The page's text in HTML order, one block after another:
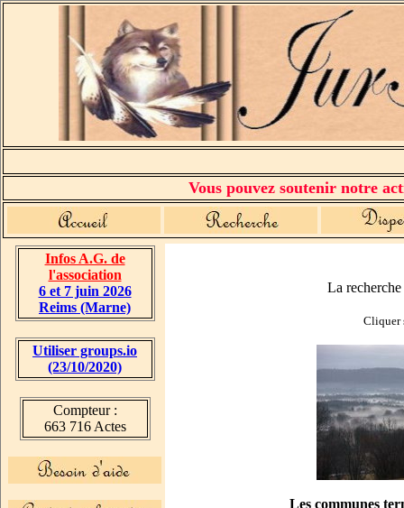
Vous pouvez soutenir notre
Infos A.G. de
l'association
6 et 7 juin 2026
Reims (Marne)
Utiliser groups.io
(23/10/2020)
Compteur :
663 716 Actes
La
Cliquer
Les communes